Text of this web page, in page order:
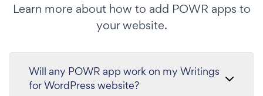
Learn more about how to add POWR apps to
your website.
Will any POWR app work on my Writings
for WordPress website?